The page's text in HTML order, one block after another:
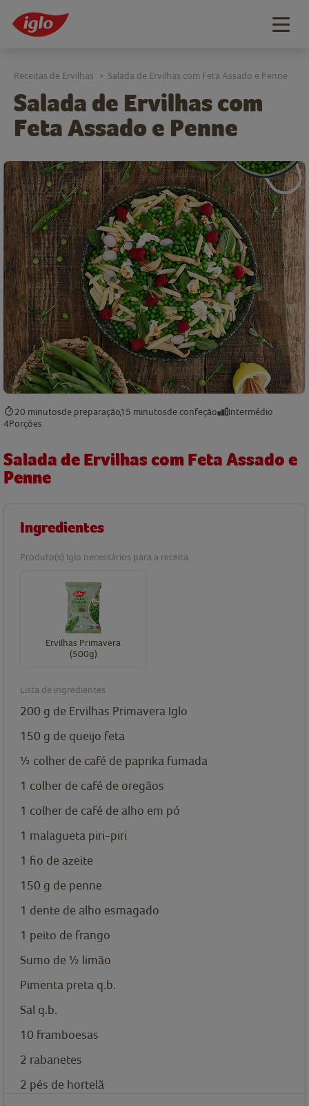
Salada de Ervilhas com
Feta Assado e Penne
Receitas de Ervilhas > Salada de Ervilhas com Feta Assado e Penne
20 minutosde preparação15 minutosde confeção
Intermédio
4Porções
Salada de Ervilhas com Feta Assado e
Penne
Ingredientes
Produto(s) Iglo necessários para a receita
Ervilhas Primavera
(500g)
Lista de ingredientes
200 g de Ervilhas Primavera Iglo
150 g de queijo feta
½ colher de café de paprika fumada
1 colher de café de oregãos
1 colher de café de alho em pó
1 malagueta piri-piri
1 fio de azeite
150 g de penne
1 dente de alho esmagado
1 peito de frango
Sumo de ½ limão
Pimenta preta q.b.
Sal q.b.
10 framboesas
2 rabanetes
2 pés de hortelã